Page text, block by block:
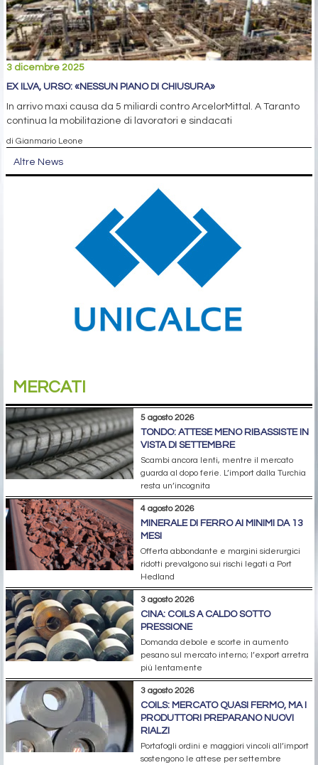
3 dicembre 2025
EX ILVA, URSO: «NESSUN PIANO DI CHIUSURA»
In arrivo maxi causa da 5 miliardi contro ArcelorMittal. A Taranto
continua la mobilitazione di lavoratori e sindacati
di Gianmario Leone
Altre News
MERCATI
5 agosto 2026
TONDO: ATTESE MENO RIBASSISTE IN
VISTA DI SETTEMBRE
Scambi ancora lenti, mentre il mercato
guarda al dopo ferie. L’import dalla Turchia
resta un’incognita
4 agosto 2026
MINERALE DI FERRO AI MINIMI DA 13
MESI
Offerta abbondante e margini siderurgici
ridotti prevalgono sui rischi legati a Port
Hedland
3 agosto 2026
CINA: COILS A CALDO SOTTO
PRESSIONE
Domanda debole e scorte in aumento
pesano sul mercato interno; l’export arretra
più lentamente
3 agosto 2026
COILS: MERCATO QUASI FERMO, MA I
PRODUTTORI PREPARANO NUOVI
RIALZI
Portafogli ordini e maggiori vincoli all’import
sostengono le attese per settembre